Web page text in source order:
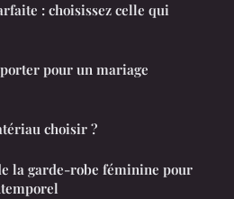
: choisissez celle qui
pour un mariage
choisir ?
la garde-robe féminine pour